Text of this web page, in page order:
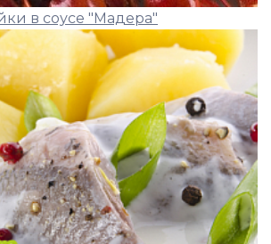
в соусе "Мадера"